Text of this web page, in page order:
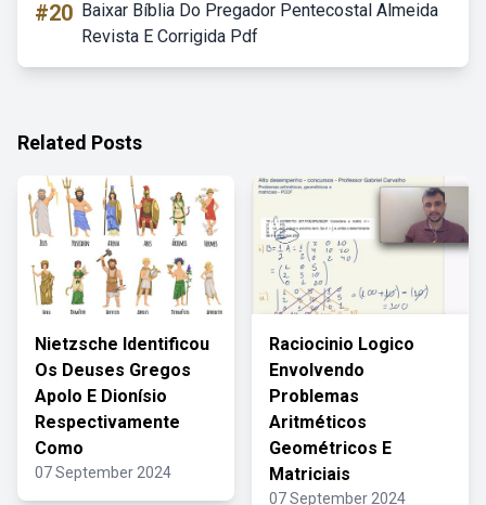
#20 Baixar Bíblia Do Pregador Pentecostal Almeida
Revista E Corrigida Pdf
Related Posts
Nietzsche Identificou
Os Deuses Gregos
Apolo E Dionísio
Respectivamente
Como
07 September 2024
Raciocinio Logico
Envolvendo
Problemas
Aritméticos
Geométricos E
Matriciais
07 September 2024